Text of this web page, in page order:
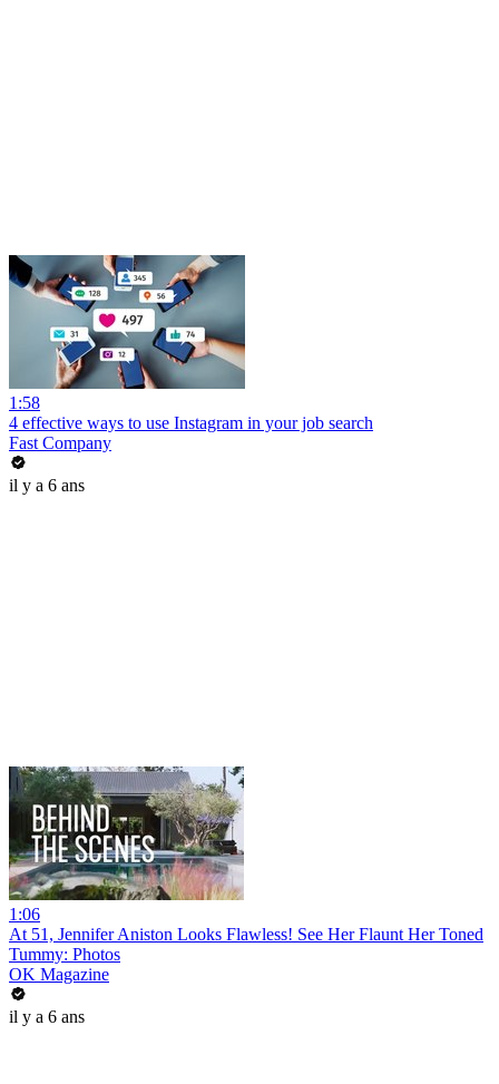
1:58
4 effective ways to use Instagram in your job search
Fast Company
il y a 6 ans
1:06
At 51, Jennifer Aniston Looks Flawless! See Her Flaunt Her Toned
Tummy: Photos
OK Magazine
il y a 6 ans